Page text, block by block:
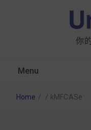
你
Menu
Home / / kMFCASe